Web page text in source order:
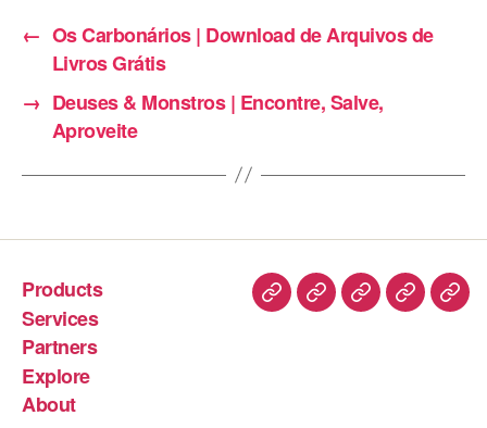
← Os Carbonários | Download de Arquivos de
Livros Grátis
→ Deuses & Monstros | Encontre, Salve,
Aproveite
Products
Services
Partners
Explore
About